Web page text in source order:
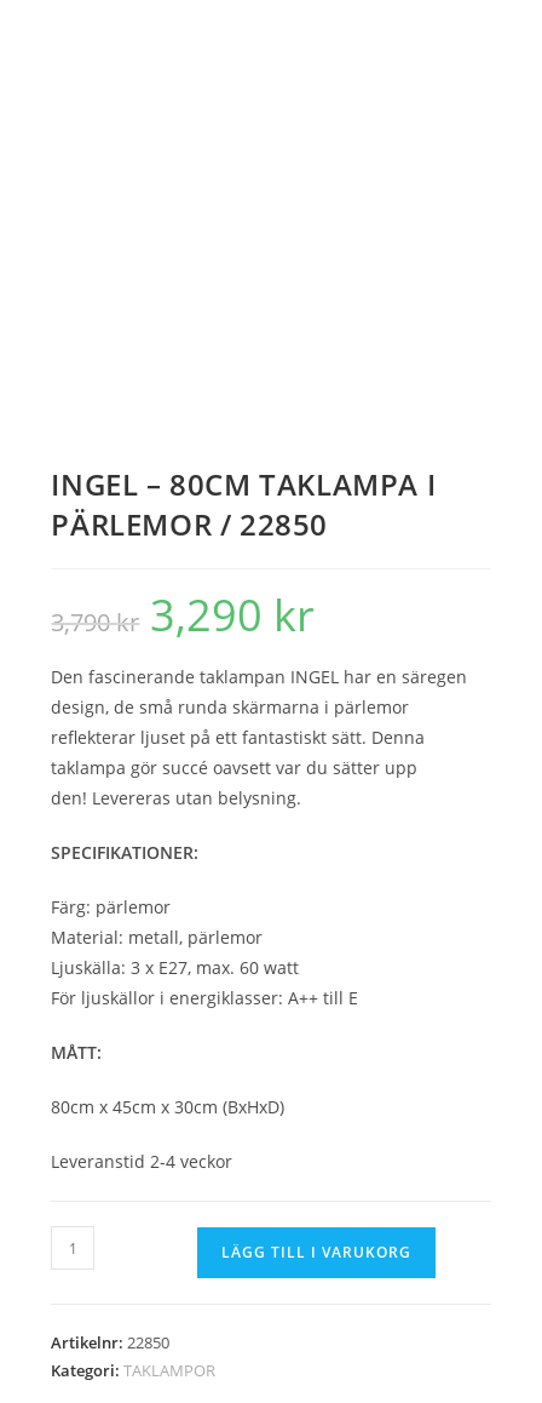
INGEL – 80CM TAKLAMPA I
PÄRLEMOR / 22850
3,790kr
Det
ursprungliga
priset
3,790 kr.
3,290 kr
3,290 kr.
Den fascinerande taklampan INGEL har en säregen
design, de små runda skärmarna i pärlemor
reflekterar ljuset på ett fantastiskt sätt. Denna
taklampa gör succé oavsett var du sätter upp
den! Levereras utan belysning.
SPECIFIKATIONER:
Färg: pärlemor
Material: metall, pärlemor
Ljuskälla: 3 x E27, max. 60 watt
För ljuskällor i energiklasser: A++ till E
MÅTT:
80cm x 45cm x 30cm (BxHxD)
Leveranstid 2-4 veckor
INGEL
-
TAKLAMPA
I
LÄGG TILL I VARUKORG
Artikelnr:22850
Kategori:TAKLAMPOR